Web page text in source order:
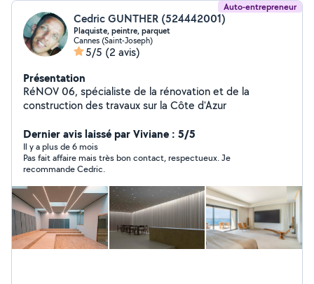
Auto-entrepreneur
Cedric GUNTHER (524442001)
Plaquiste, peintre, parquet
Cannes (Saint-Joseph)
5/5 (2 avis)
Présentation
RéNOV 06, spécialiste de la rénovation et de la
construction des travaux sur la Côte d'Azur
Dernier avis laissé par Viviane : 5/5
Il y a plus de 6 mois
Pas fait affaire mais très bon contact, respectueux. Je
recommande Cedric.